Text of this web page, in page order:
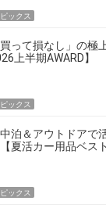
ピックス
買って損なし」の
上半期AWARD】
ピックス
泊＆アウトドアで
夏活カー用品ベス
ピックス